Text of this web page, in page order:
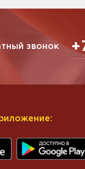
звонок